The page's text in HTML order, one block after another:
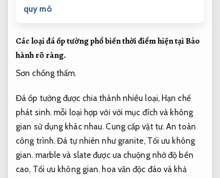
quy mô
Các loại đá ốp tường phổ biến thời điểm hiện tạiBảo
hành rõ ràng.
Sơn chống thấm.
Đá ốp tường được chia thành nhiều loại, Hạn chế
phát sinh. mỗi loại hợp với với mục đích và không
gian sử dụng khác nhau. Cung cấp vật tư. An toàn
công trình. Đá tự nhiên như granite, Tối ưu không
gian. marble và slate được ưa chuộng nhờ độ bền
cao, Tối ưu không gian. hoa văn độc đáo và khả